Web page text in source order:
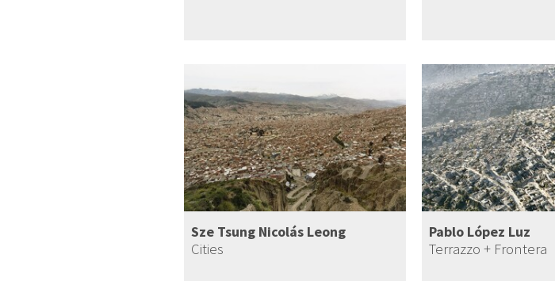
Sze Tsung Nicolás Leong
Cities
Pablo López Luz
Terrazzo + Frontera